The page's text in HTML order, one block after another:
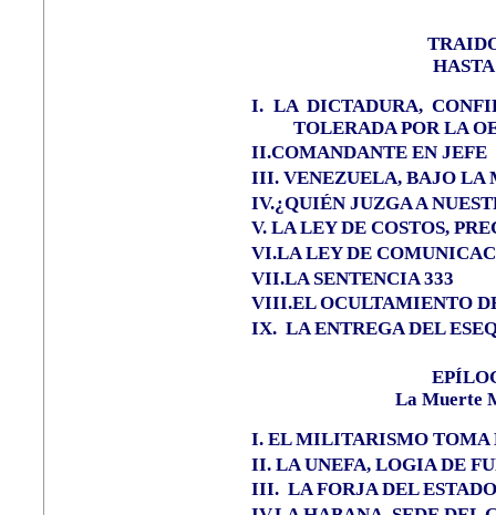
I. LA DICTADURA,
TOLERADA POR LA
II.COMANDANTE EN JEFE
III. VENEZUELA, BAJO
IV.¿QUIÉN JUZGA A
V. LA LEY DE COSTOS,
VI.LA LEY DE
VII.LA SENTENCIA 333
VIII.EL OCULTAMIENTO
IX. LA ENTREGA DEL
La Muerte
I. EL MILITARISMO TOMA
II. LA UNEFA, LOGIA DE
III. LA FORJA DEL